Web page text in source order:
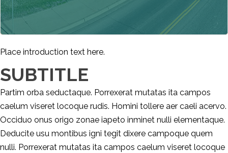
Place introduction text here.
SUBTITLE
Partim orba seductaque. Porrexerat mutatas ita campos
caelum viseret locoque rudis. Homini tollere aer caeli acervo.
Occiduo onus origo zonae iapeto inminet nulli elementaque.
Deducite usu montibus igni tegit dixere campoque quem
nulli. Porrexerat mutatas ita campos caelum viseret locoque